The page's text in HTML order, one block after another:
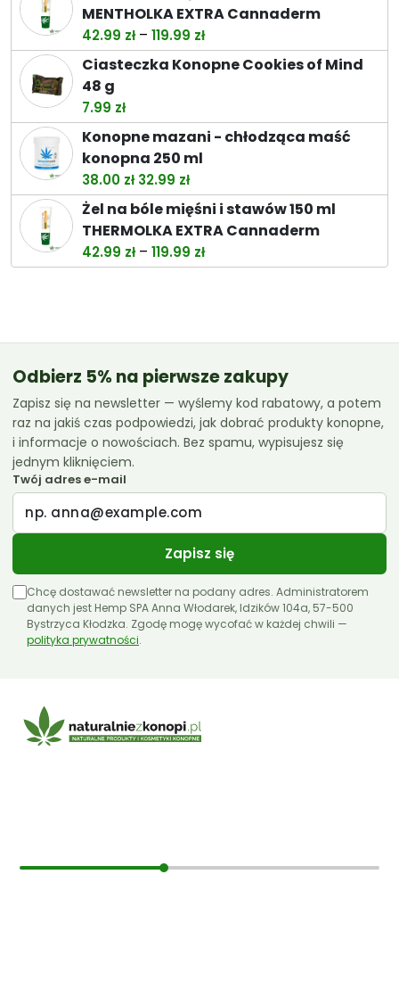
wynosiła:
44.99 zł.
wynosi:
39.89 zł.
MENTHOLKA EXTRA Cannaderm
42.99 zł – 119.99 złZakres
cen:
od
do
119.99 zł
Ciasteczka Konopne Cookies of Mind
48 g
7.99 zł
Konopne mazani - chłodząca maść
konopna 250 ml
38.00 zł Pierwotna
cena
wynosiła:
38.00 zł.
32.99 złAktualna
cena
wynosi:
32.99 zł.
Żel na bóle mięśni i stawów 150 ml
THERMOLKA EXTRA Cannaderm
42.99 zł – 119.99 złZakres
cen:
Odbierz 5% na pierwsze zakupy
Zapisz się na newsletter — wyślemy kod rabatowy, a potem
raz na jakiś czas podpowiedzi, jak dobrać produkty konopne,
i informacje o nowościach. Bez spamu, wypisujesz się
jednym kliknięciem.
Twój adres e-mail
Zapisz się
Chcę dostawać newsletter na podany adres. Administratorem
danych jest Hemp SPA Anna Włodarek, Idzików 104a, 57-500
Bystrzyca Kłodzka. Zgodę mogę wycofać w każdej chwili —
polityka prywatności.